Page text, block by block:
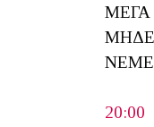
ΜΕΓΑ
20:00